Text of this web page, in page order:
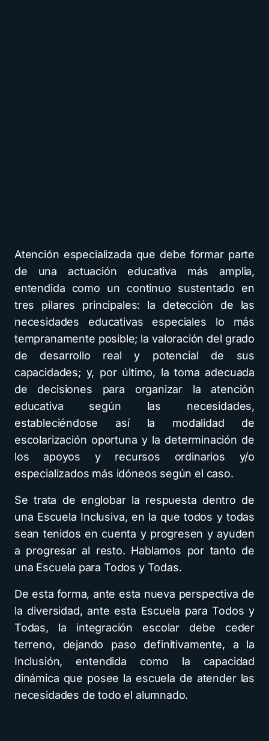
Atención especializada que debe formar parte
de una actuación educativa más amplia,
entendida como un continuo sustentado en
tres pilares principales: la detección de las
necesidades educativas especiales lo más
tempranamente posible; la valoración del grado
de desarrollo real y potencial de sus
capacidades; y, por último, la toma adecuada
de decisiones para organizar la atención
educativa según las necesidades,
estableciéndose así la modalidad de
escolarización oportuna y la determinación de
los apoyos y recursos ordinarios y/o
especializados más idóneos según el caso.
Se trata de englobar la respuesta dentro de
una Escuela Inclusiva, en la que todos y todas
sean tenidos en cuenta y progresen y ayuden
a progresar al resto. Hablamos por tanto de
una Escuela para Todos y Todas.
De esta forma, ante esta nueva perspectiva de
la diversidad, ante esta Escuela para Todos y
Todas, la integración escolar debe ceder
terreno, dejando paso definitivamente, a la
Inclusión, entendida como la capacidad
dinámica que posee la escuela de atender las
necesidades de todo el alumnado.